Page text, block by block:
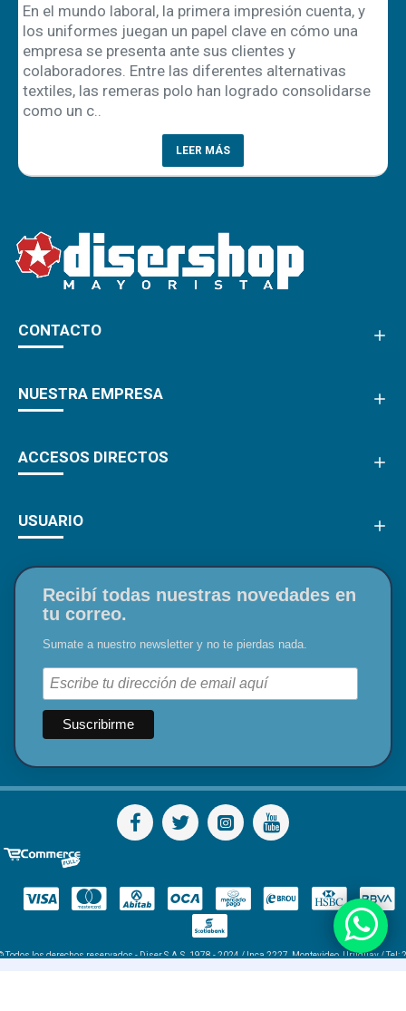
En el mundo laboral, la primera impresión cuenta, y
los uniformes juegan un papel clave en cómo una
empresa se presenta ante sus clientes y
colaboradores. Entre las diferentes alternativas
textiles, las remeras polo han logrado consolidarse
como un c..
LEER MÁS
CONTACTO
NUESTRA EMPRESA
ACCESOS DIRECTOS
USUARIO
Recibí todas nuestras novedades en
tu correo.
Sumate a nuestro newsletter y no te pierdas nada.
Todos los derechos reservados - Diser S.A.S. 1978 - 2024 / Inca 2227, Montevideo, Uruguay / Tel: